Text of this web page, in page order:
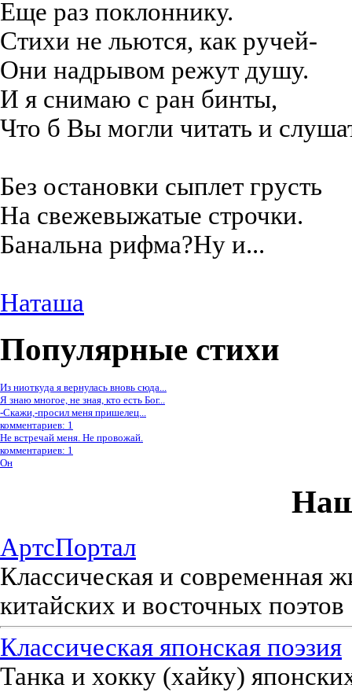
Еще раз поклоннику.
Стихи не льются, как ручей-
Они надрывом режут душу.
И я снимаю с ран бинты,
Что б Вы могли читать и
Без остановки сыплет грусть
На свежевыжатые строчки.
Банальна рифма?Ну и...
Наташа
Популярные стихи
Из ниоткуда я вернулась вновь сюда...
Я знаю многое, не зная, кто есть Бог...
-Скажи,-просил меня пришелец...
комментариев: 1
Не встречай меня. Не провожай.
комментариев: 1
Он
АртсПортал
Классическая и современная
китайских и восточных поэтов
Классическая японская поэзия
Танка и хокку (хайку)